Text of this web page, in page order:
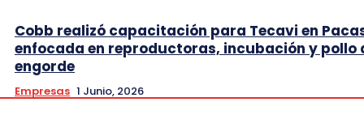
Cobb realizó capacitación para Tecavi en
enfocada en reproductoras, incubación y pollo
engorde
Empresas 1 Junio, 2026